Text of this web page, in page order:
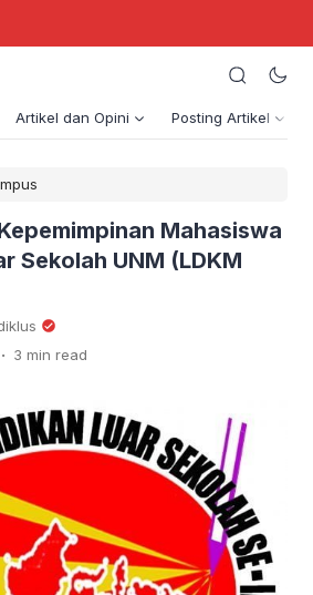
Artikel dan Opini Posting Artikel
Mahasiswa
Sekolah UNM (LDKM
. 3 min read